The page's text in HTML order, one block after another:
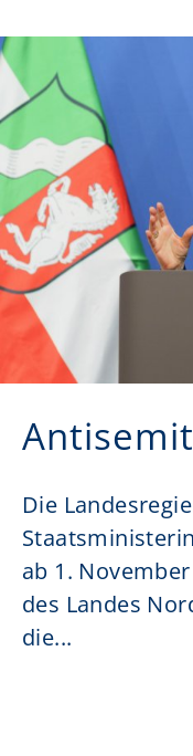
Die
ab 1.
des Landes
die...